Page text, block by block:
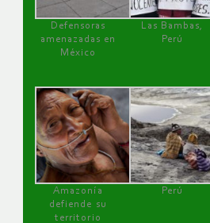
Defensoras
amenazadas en
México
Las Bambas,
Perú
Amazonía
defiende su
territorio
Perú